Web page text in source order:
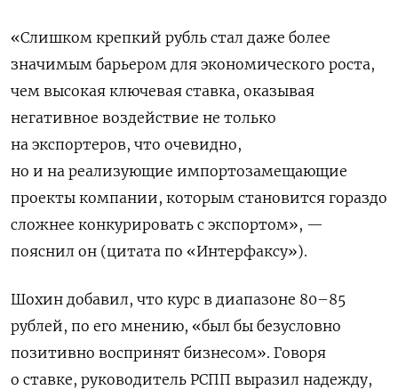
«Слишком крепкий рубль стал даже более
значимым барьером для экономического роста,
чем высокая ключевая ставка, оказывая
негативное воздействие не только
на экспортеров, что очевидно,
но и на реализующие импортозамещающие
проекты компании, которым становится гораздо
сложнее конкурировать с экспортом», —
пояснил он (цитата по «Интерфаксу»).
Шохин добавил, что курс в диапазоне 80–85
рублей, по его мнению, «был бы безусловно
позитивно воспринят бизнесом». Говоря
о ставке, руководитель РСПП выразил надежду,